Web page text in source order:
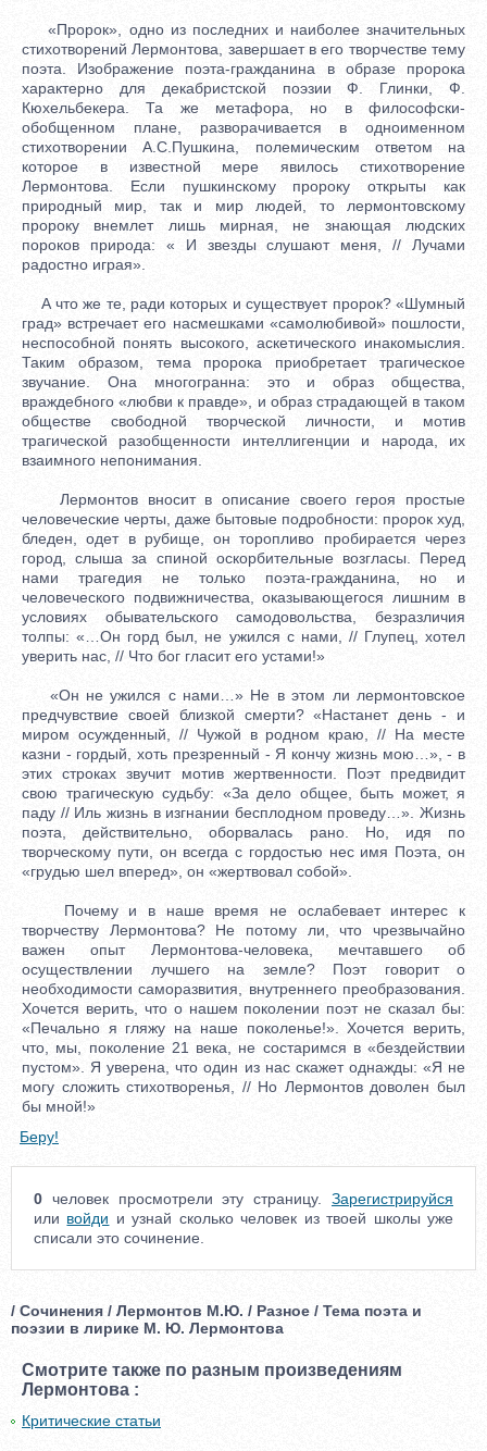
«Пророк», одно из последних и наиболее значительных
стихотворений Лермонтова, завершает в его творчестве тему
поэта. Изображение поэта-гражданина в образе пророка
характерно для декабристской поэзии Ф. Глинки, Ф.
Кюхельбекера. Та же метафора, но в философски-
обобщенном плане, разворачивается в одноименном
стихотворении А.С.Пушкина, полемическим ответом на
которое в известной мере явилось стихотворение
Лермонтова. Если пушкинскому пророку открыты как
природный мир, так и мир людей, то лермонтовскому
пророку внемлет лишь мирная, не знающая людских
пороков природа: « И звезды слушают меня, // Лучами
радостно играя».
А что же те, ради которых и существует пророк? «Шумный
град» встречает его насмешками «самолюбивой» пошлости,
неспособной понять высокого, аскетического инакомыслия.
Таким образом, тема пророка приобретает трагическое
звучание. Она многогранна: это и образ общества,
враждебного «любви к правде», и образ страдающей в таком
обществе свободной творческой личности, и мотив
трагической разобщенности интеллигенции и народа, их
взаимного непонимания.
Лермонтов вносит в описание своего героя простые
человеческие черты, даже бытовые подробности: пророк худ,
бледен, одет в рубище, он торопливо пробирается через
город, слыша за спиной оскорбительные возгласы. Перед
нами трагедия не только поэта-гражданина, но и
человеческого подвижничества, оказывающегося лишним в
условиях обывательского самодовольства, безразличия
толпы: «…Он горд был, не ужился с нами, // Глупец, хотел
уверить нас, // Что бог гласит его устами!»
«Он не ужился с нами…» Не в этом ли лермонтовское
предчувствие своей близкой смерти? «Настанет день - и
миром осужденный, // Чужой в родном краю, // На месте
казни - гордый, хоть презренный - Я кончу жизнь мою…», - в
этих строках звучит мотив жертвенности. Поэт предвидит
свою трагическую судьбу: «За дело общее, быть может, я
паду // Иль жизнь в изгнании бесплодном проведу…». Жизнь
поэта, действительно, оборвалась рано. Но, идя по
творческому пути, он всегда с гордостью нес имя Поэта, он
«грудью шел вперед», он «жертвовал собой».
Почему и в наше время не ослабевает интерес к
творчеству Лермонтова? Не потому ли, что чрезвычайно
важен опыт Лермонтова-человека, мечтавшего об
осуществлении лучшего на земле? Поэт говорит о
необходимости саморазвития, внутреннего преобразования.
Хочется верить, что о нашем поколении поэт не сказал бы:
«Печально я гляжу на наше поколенье!». Хочется верить,
что, мы, поколение 21 века, не состаримся в «бездействии
пустом». Я уверена, что один из нас скажет однажды: «Я не
могу сложить стихотворенья, // Но Лермонтов доволен был
бы мной!»
Беру!
0 человек просмотрели эту страницу. Зарегистрируйся
или войди и узнай сколько человек из твоей школы уже
списали это сочинение.
/ Сочинения / Лермонтов М.Ю. / Разное / Тема поэта и
поэзии в лирике М. Ю. Лермонтова
Смотрите также по разным произведениям
Лермонтова :
Критические статьи